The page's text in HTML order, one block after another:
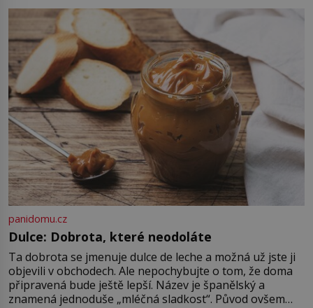
Höss (1901–1947), Josef Mengele
(1911–1979) či Heinrich Himmler
(1900–1945) zná každý, o koho se
historie jen otřela. Jenže […]
panidomu.cz
Dulce: Dobrota, které neodoláte
Ta dobrota se jmenuje dulce de leche a možná už jste ji
objevili v obchodech. Ale nepochybujte o tom, že doma
připravená bude ještě lepší. Název je španělský a
znamená jednoduše „mléčná sladkost“. Původ ovšem